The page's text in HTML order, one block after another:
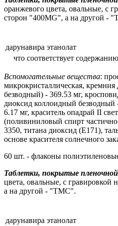
оранжевого цвета, овальные, с
сторон "400MG", а на другой -
дарунавира этанолат
что соответствует
Вспомогательные вещества:
микрокристаллическая,
безводный) - 369.53 мг,
диоксид коллоидный безводный
6.17 мг, краситель опадрай II
(поливиниловый спирт
3350, титана диоксид (Е171),
основе красителя солнечного
60 шт. - флаконы
Таблетки, покрытые пленочной
цвета, овальные, с гравировкой
а на другой - "ТМС".
дарунавира этанолат